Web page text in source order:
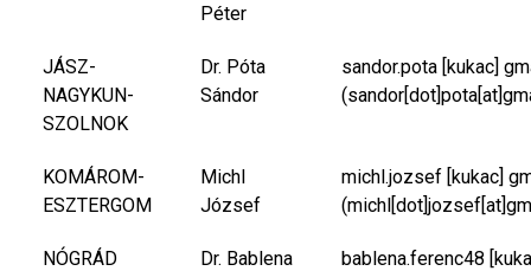
Péter
JÁSZ-
NAGYKUN-
SZOLNOK
Dr. Póta
Sándor
sandor.pota [kukac]
KOMÁROM-
ESZTERGOM
Michl
József
michl.jozsef [kukac]
NÓGRÁD
Dr. Bablena
bablena.ferenc48